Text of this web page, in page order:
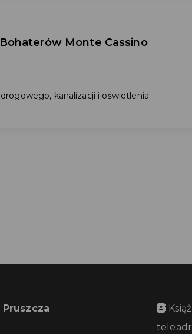
Monte Cassino
kanalizacji i oświetlenia